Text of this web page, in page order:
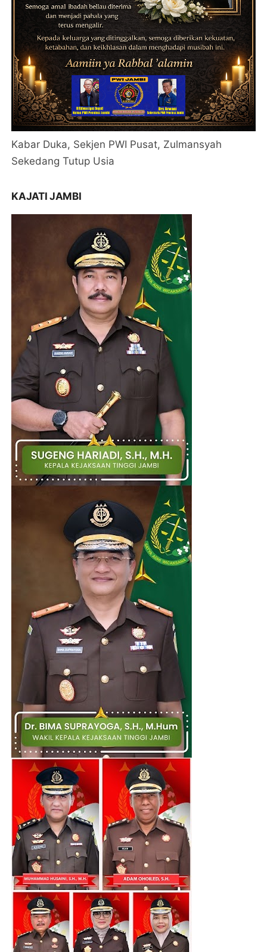
Kabar Duka, Sekjen PWI Pusat, Zulmansyah
Sekedang Tutup Usia
KAJATI JAMBI